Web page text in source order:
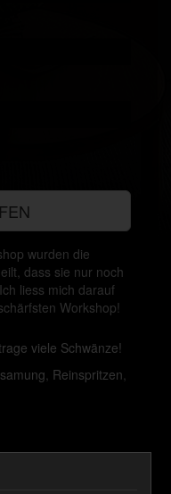
wurden die
dass sie nur noch
liess mich darauf
Workshop!
viele Schwänze!
, Reinspritzen,